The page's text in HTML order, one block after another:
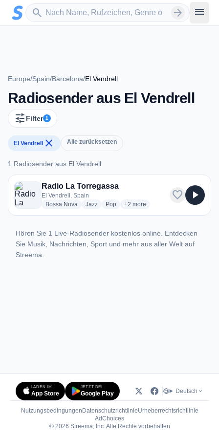
Zum Hauptinhalt springen
search
Sender suchen arrow_forward menu
Europe/Spain/Barcelona/El Vendrell
Radiosender aus El Vendrell
tune Filter 1
El Vendrell close Alle zurücksetzen
1 Radiosender aus El Vendrell
1 Radiosender aus El Vendrell
Radio La Torregassa
El Vendrell, Spain
Bossa Nova radio stations
Jazzradio stations
Popradio stations
+2 more genres for Radio La
more
favorite play_arrow
Hören Sie 1 Live-Radiosender kostenlos online. Entdecken
Sie Musik, Nachrichten, Sport und mehr aus aller Welt auf
Streema.
LADEN IM
App Store
JETZT BEI
Google Play Deutsch
Nutzungsbedingungen DatenschutzrichtlinieUrheberrechtsrichtlinie
AdChoices(öffnet in neuem Tab)
© 2026 Streema, Inc. Alle Rechte vorbehalten